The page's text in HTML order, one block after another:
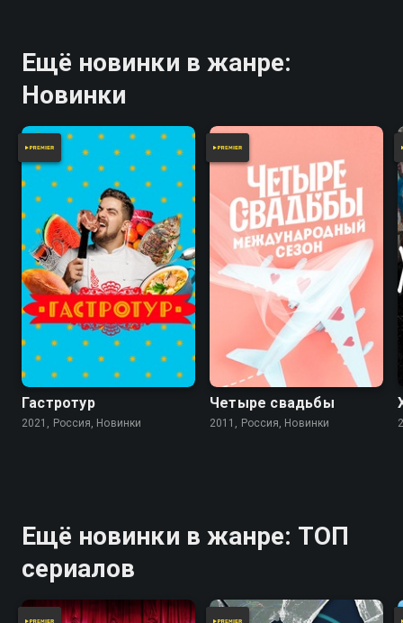
Ещё новинки в жанре:
Новинки
Гастротур
2021, Россия, Новинки
Четыре свадьбы
2011, Россия, Новинки
Ещё новинки в жанре: ТОП
сериалов